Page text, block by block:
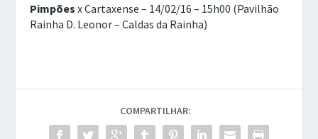
Pimpões x Cartaxense – 14/02/16 – 15h00 (Pavilhão
Rainha D. Leonor – Caldas da Rainha)
COMPARTILHAR: